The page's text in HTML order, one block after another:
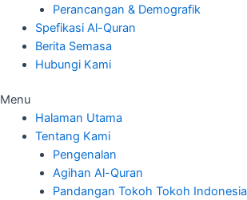
Perancangan & Demografik
Spefikasi Al-Quran
Berita Semasa
Hubungi Kami
Menu
Halaman Utama
Tentang Kami
Pengenalan
Agihan Al-Quran
Pandangan Tokoh Tokoh Indonesia